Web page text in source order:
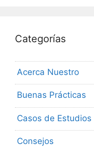
Categorías
Acerca Nuestro
Buenas Prácticas
Casos de Estudios
Consejos